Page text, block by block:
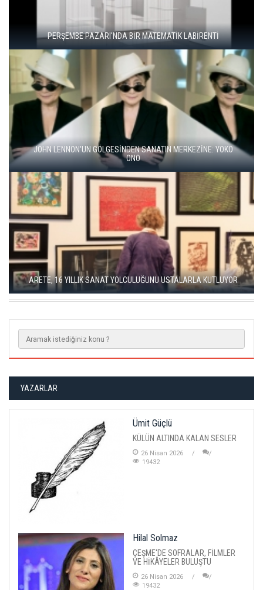
"ŞEHRİ BİZ ÖĞRENMİYORUZ, TELEFONUMUZ ÖĞRENİYOR"
BALKANLAR'DAN ALÇITEPE'YE GÖÇÜN HİKAYESİ: "KÖK HALI"
SERGİSİ AÇILDI
SEÇKİN PİRİM İLE ŞEREFİYE SARNICI'NDA "DÜN İLE BUGÜN"
SERGİSİ
YAZARLAR
Ümit Güçlü
KÜLÜN ALTINDA KALAN SESLER
26 Nisan 2026
19432
Hilal Solmaz
ÇEŞME'DE SOFRALAR, FİLMLER
VE HİKÂYELER BULUŞTU
26 Nisan 2026
19432